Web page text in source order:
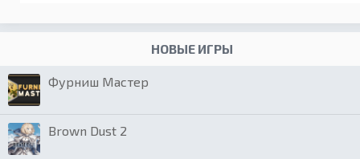
НОВЫЕ ИГРЫ
Фурниш Мастер
Brown Dust 2